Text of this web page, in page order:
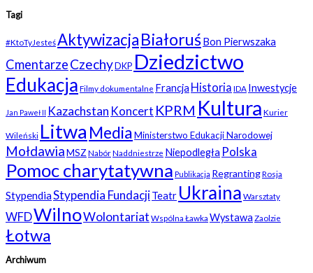
Tagi
#KtoTyJesteśAktywizacjaBiałoruśBon Pierwszaka
CmentarzeCzechy DKP Dziedzictwo
Edukacja Filmy dokumentalne Francja Historia IDA Inwestycje
Jan Paweł II Kazachstan Koncert KPRM Kultura Kurier
Wileński Litwa MediaMinisterstwo Edukacji Narodowej
MołdawiaMSZ NabórNaddniestrze Niepodległa Polska
Pomoc charytatywna Publikacja RegrantingRosja
StypendiaStypendia FundacjiTeatr Ukraina Warsztaty
WFDWilnoWolontariat Wspólna Ławka Wystawa Zaolzie
Łotwa
Archiwum